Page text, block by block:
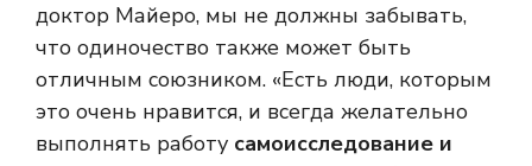
доктор Майеро, мы не должны забывать,
что одиночество также может быть
отличным союзником. «Есть люди, которым
это очень нравится, и всегда желательно
выполнять работу самоисследование и